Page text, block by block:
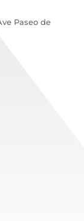
Paseo de